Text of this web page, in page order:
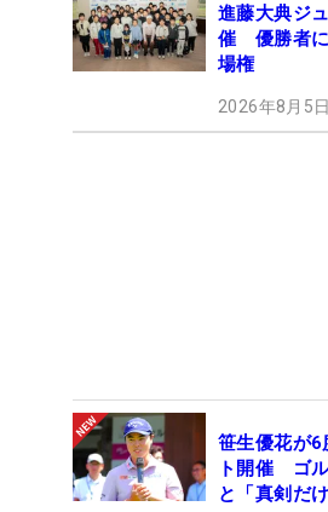
進藤大典ジ
催 優勝者に
場権
2026年8月5
笹生優花が6
ト開催 ゴ
と「真剣だ